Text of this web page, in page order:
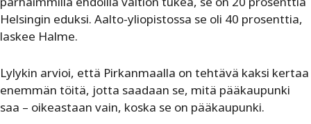
Helsingin eduksi. Aalto-yliopistossa se oli 40 prosenttia,
laskee Halme.
Lylykin arvioi, että Pirkanmaalla on tehtävä kaksi kertaa
enemmän töitä, jotta saadaan se, mitä pääkaupunki
saa – oikeastaan vain, koska se on pääkaupunki.